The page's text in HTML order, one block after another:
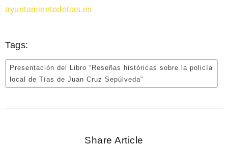
ayuntamientodetias.es
Tags:
Presentación del Libro “Reseñas históricas sobre la policía
local de Tías de Juan Cruz Sepúlveda”
Share Article